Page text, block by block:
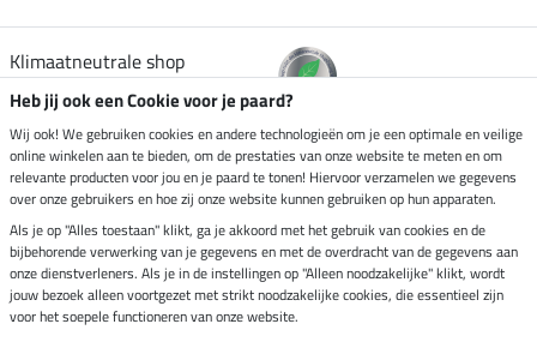
Klimaatneutrale shop
Verzending per
Veilig betalen met
Impressum
Heb jij ook een Cookie voor je paard?
Wij ook! We gebruiken cookies en andere technologieën om je een optimale en veilige
online winkelen aan te bieden, om de prestaties van onze website te meten en om
relevante producten voor jou en je paard te tonen! Hiervoor verzamelen we gegevens
over onze gebruikers en hoe zij onze website kunnen gebruiken op hun apparaten.
Als je op "Alles toestaan" klikt, ga je akkoord met het gebruik van cookies en de
bijbehorende verwerking van je gegevens en met de overdracht van de gegevens aan
onze dienstverleners. Als je in de instellingen op "Alleen noodzakelijke" klikt, wordt
jouw bezoek alleen voortgezet met strikt noodzakelijke cookies, die essentieel zijn
voor het soepele functioneren van onze website.